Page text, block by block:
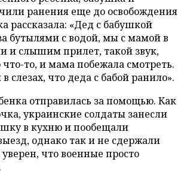
ранения еще до освобождения
рассказала: «Дед с бабушкой
бутылями с водой, мы с мамой в
и слышим прилет, такой звук,
то, и мама побежала смотреть.
слезах, что деда с бабой ранило».
отправилась за помощью. Как
украинские солдаты занесли
в кухню и пообещали
однако так и не сдержали
уверен, что военные просто